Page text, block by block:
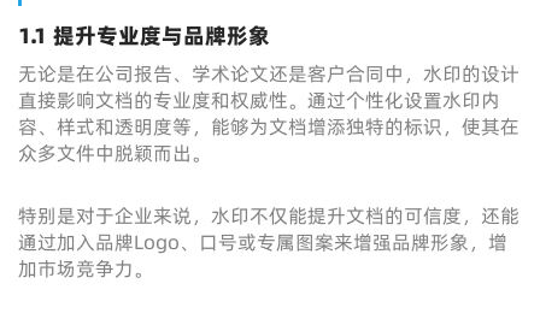
1.1 提升专业度与品牌形象
无论是在公司报告、学术论文还是客户合同中，水印的设计
直接影响文档的专业度和权威性。通过个性化设置水印内
容、样式和透明度等，能够为文档增添独特的标识，使其在
众多文件中脱颖而出。
特别是对于企业来说，水印不仅能提升文档的可信度，还能
通过加入品牌Logo、口号或专属图案来增强品牌形象，增
加市场竞争力。